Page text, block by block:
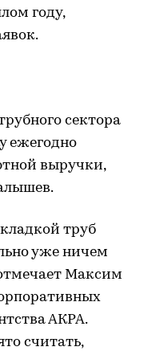
году,
сектора
ежегодно
выручки,
труб
уже ничем
Максим
АКРА.
считать,